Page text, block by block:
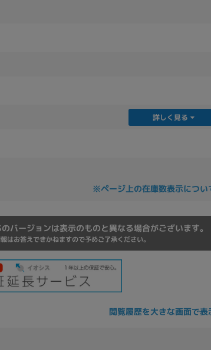
詳しく見る
※ページ上の在庫数表示につい
バージョンは表示のものと異なる場合がございます。
はお答えできかねますので予めご了承ください。
閲覧履歴を大きな画面で表
リ
~
タサイズ